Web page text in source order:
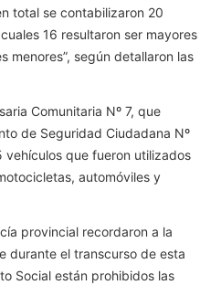
total se contabilizaron 20
16 resultaron ser mayores
menores”, según detallaron las
Comunitaria Nº 7, que
de Seguridad Ciudadana Nº
vehículos que fueron utilizados
automóviles y
provincial recordaron a la
durante el transcurso de esta
Social están prohibidos las